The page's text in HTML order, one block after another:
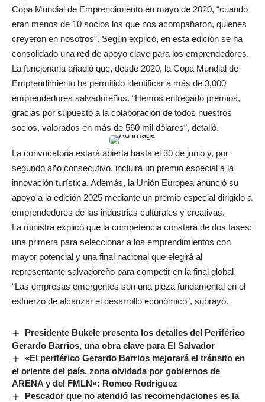
Copa Mundial de Emprendimiento en mayo de 2020, “cuando
eran menos de 10 socios los que nos acompañaron, quienes
creyeron en nosotros”. Según explicó, en esta edición se ha
consolidado una red de apoyo clave para los emprendedores.
La funcionaria añadió que, desde 2020, la Copa Mundial de
Emprendimiento ha permitido identificar a más de 3,000
emprendedores salvadoreños. “Hemos entregado premios,
gracias por supuesto a la colaboración de todos nuestros
socios, valorados en más de 560 mil dólares”, detalló.
La convocatoria estará abierta hasta el 30 de junio y, por
segundo año consecutivo, incluirá un premio especial a la
innovación turística. Además, la Unión Europea anunció su
apoyo a la edición 2025 mediante un premio especial dirigido a
emprendedores de las industrias culturales y creativas.
La ministra explicó que la competencia constará de dos fases:
una primera para seleccionar a los emprendimientos con
mayor potencial y una final nacional que elegirá al
representante salvadoreño para competir en la final global.
“Las empresas emergentes son una pieza fundamental en el
esfuerzo de alcanzar el desarrollo económico”, subrayó.
Presidente Bukele presenta los detalles del Periférico
Gerardo Barrios, una obra clave para El Salvador
«El periférico Gerardo Barrios mejorará el tránsito en
el oriente del país, zona olvidada por gobiernos de
ARENA y del FMLN»: Romeo Rodríguez
Pescador que no atendió las recomendaciones es la